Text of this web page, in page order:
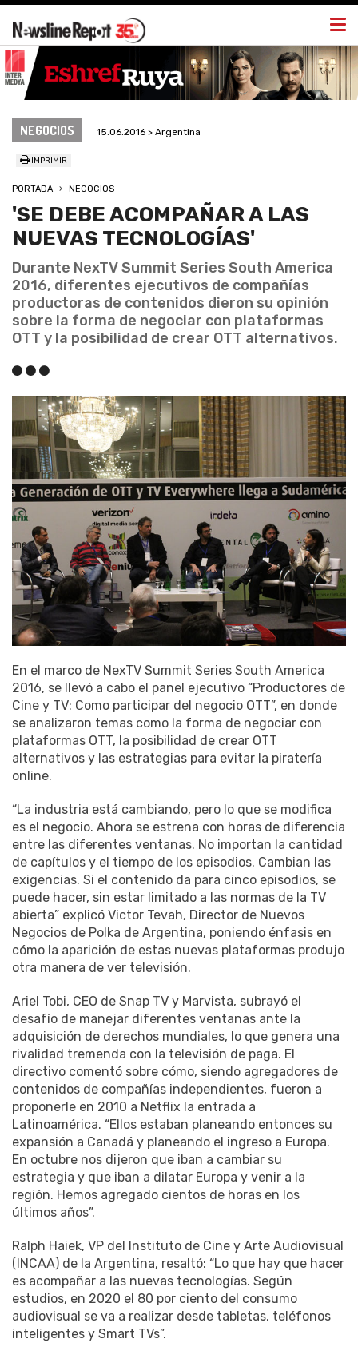
NEGOCIOS 15.06.2016 > Argentina
IMPRIMIR
PORTADA NEGOCIOS
'SE DEBE ACOMPAÑAR A LAS
NUEVAS TECNOLOGÍAS'
Durante NexTV Summit Series South America
2016, diferentes ejecutivos de compañías
productoras de contenidos dieron su opinión
sobre la forma de negociar con plataformas
OTT y la posibilidad de crear OTT alternativos.
En el marco de NexTV Summit Series South America
2016, se llevó a cabo el panel ejecutivo “Productores de
Cine y TV: Como participar del negocio OTT”, en donde
se analizaron temas como la forma de negociar con
plataformas OTT, la posibilidad de crear OTT
alternativos y las estrategias para evitar la piratería
online.
“La industria está cambiando, pero lo que se modifica
es el negocio. Ahora se estrena con horas de diferencia
entre las diferentes ventanas. No importan la cantidad
de capítulos y el tiempo de los episodios. Cambian las
exigencias. Si el contenido da para cinco episodios, se
puede hacer, sin estar limitado a las normas de la TV
abierta” explicó Victor Tevah, Director de Nuevos
Negocios de Polka de Argentina, poniendo énfasis en
cómo la aparición de estas nuevas plataformas produjo
otra manera de ver televisión.
Ariel Tobi, CEO de Snap TV y Marvista, subrayó el
desafío de manejar diferentes ventanas ante la
adquisición de derechos mundiales, lo que genera una
rivalidad tremenda con la televisión de paga. El
directivo comentó sobre cómo, siendo agregadores de
contenidos de compañías independientes, fueron a
proponerle en 2010 a Netflix la entrada a
Latinoamérica. “Ellos estaban planeando entonces su
expansión a Canadá y planeando el ingreso a Europa.
En octubre nos dijeron que iban a cambiar su
estrategia y que iban a dilatar Europa y venir a la
región. Hemos agregado cientos de horas en los
últimos años”.
Ralph Haiek, VP del Instituto de Cine y Arte Audiovisual
(INCAA) de la Argentina, resaltó: “Lo que hay que hacer
es acompañar a las nuevas tecnologías. Según
estudios, en 2020 el 80 por ciento del consumo
audiovisual se va a realizar desde tabletas, teléfonos
inteligentes y Smart TVs”.